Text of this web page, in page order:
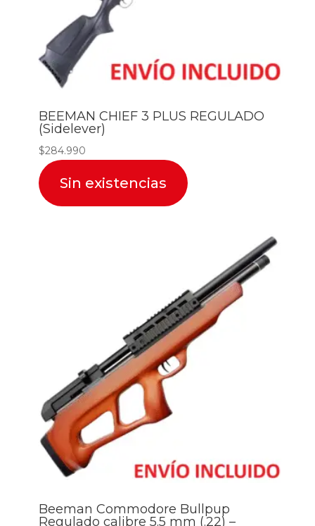
BEEMAN CHIEF 3 PLUS REGULADO
(Sidelever)
$284.990
Sin existencias
Beeman Commodore Bullpup
Regulado calibre 5.5 mm (.22) –